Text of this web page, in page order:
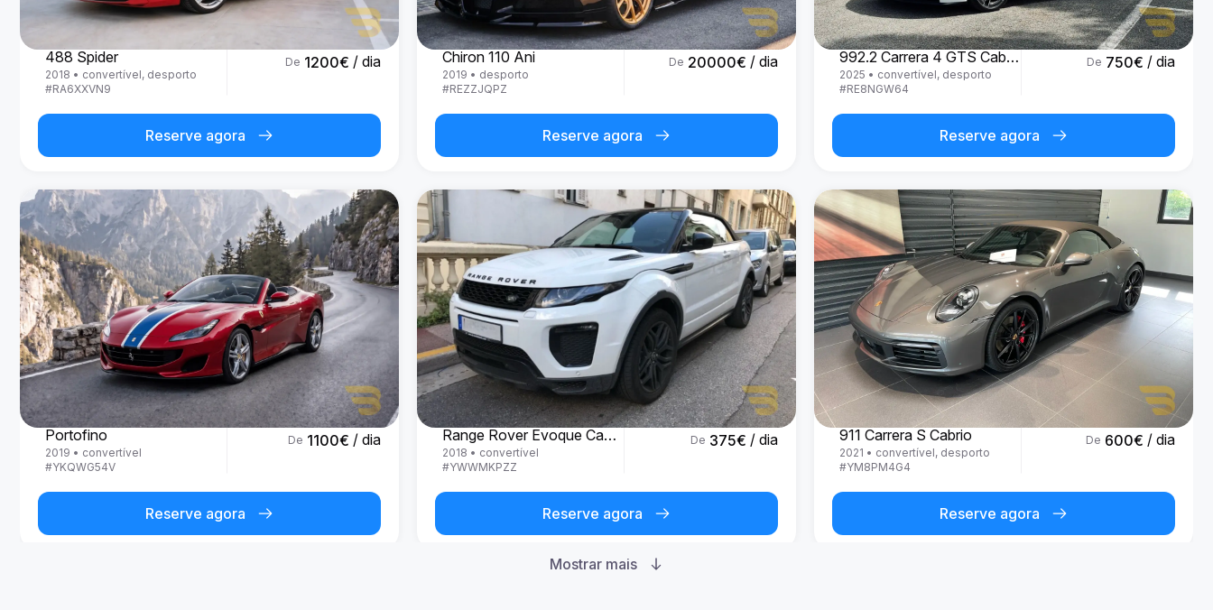
488 Spider
2018 • convertível, desporto
#RA6XXVN9
De 1200€ / dia
Reserve agora
Bugatti
Chiron 110 Ani
2019 • desporto
#REZZJQPZ
De 20000€ / dia
Reserve agora
Porsche
992.2 Carrera 4 GTS Cabrio '25
2025 • convertível, desporto
#RE8NGW64
De 750€ / dia
Reserve agora
Ferrari
Portofino
2019 • convertível
#YKQWG54V
De 1100€ / dia
Reserve agora
Land Rover
Range Rover Evoque Cabrio
2018 • convertível
#YWWMKPZZ
De 375€ / dia
Reserve agora
Porsche
911 Carrera S Cabrio
2021 • convertível, desporto
#YM8PM4G4
De 600€ / dia
Reserve agora
Mostrar mais